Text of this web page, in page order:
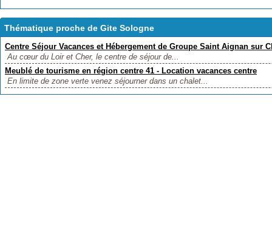
Thématique proche de Gite Sologne
Centre Séjour Vacances et Hébergement de Groupe Saint Aignan sur
Au cœur du Loir et Cher, le centre de séjour de...
Meublé de tourisme en région centre 41 - Location vacances centre
En limite de zone verte venez séjourner dans un chalet...